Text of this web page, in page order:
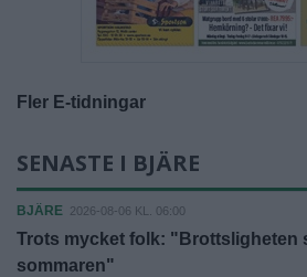
Fler E-tidningar
SENASTE I BJÄRE
BJÄRE 2026-08-06 KL. 06:00
Trots mycket folk: "Brottsligheten
sommaren"